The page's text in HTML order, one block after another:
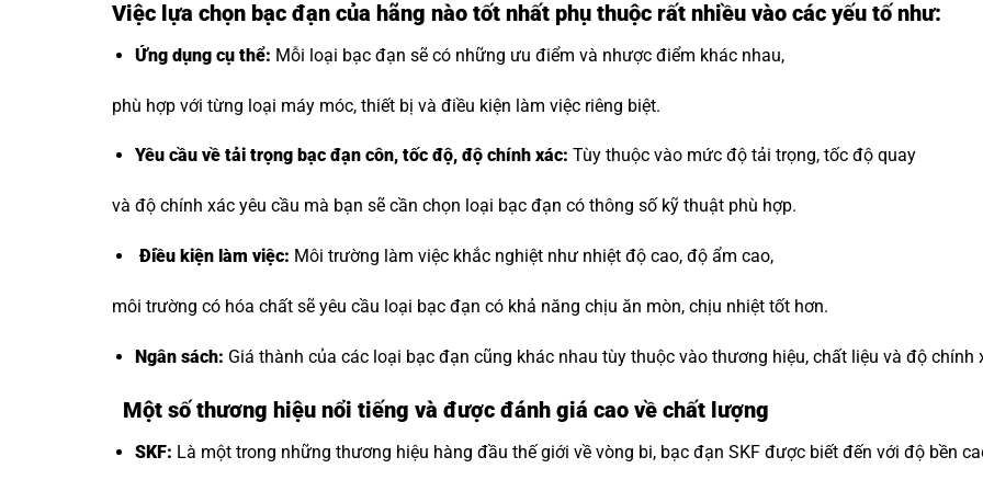
Việc lựa chọn bạc đạn của hãng nào tốt nhất phụ thuộc rất nhiều vào các yếu tố như:
Ứng dụng cụ thể: Mỗi loại bạc đạn sẽ có những ưu điểm và nhược điểm khác nhau,
phù hợp với từng loại máy móc, thiết bị và điều kiện làm việc riêng biệt.
Yêu cầu vềtải trọng bạc đạn côn, tốc độ, độ chính xác: Tùy thuộc vào mức độ tải trọng, tốc độ quay
và độ chính xác yêu cầu mà bạn sẽ cần chọn loại bạc đạn có thông số kỹ thuật phù hợp.
Điều kiện làm việc: Môi trường làm việc khắc nghiệt như nhiệt độ cao, độ ẩm cao,
môi trường có hóa chất sẽ yêu cầu loại bạc đạn có khả năng chịu ăn mòn, chịu nhiệt tốt hơn.
Ngân sách: Giá thành của các loại bạc đạn cũng khác nhau tùy thuộc vào thương hiệu, chất liệu và độ chính
Một số thương hiệu nổi tiếng và được đánh giá cao về chất lượng
SKF: Là một trong những thương hiệu hàng đầu thế giới về vòng bi, bạc đạn SKF được biết đến với độ bền